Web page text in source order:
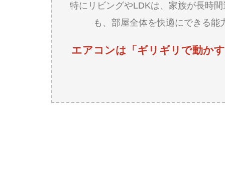
特にリビングやLDKは、家族が長時
も、部屋全体を快適にできる
エアコンは「ギリギリで動か